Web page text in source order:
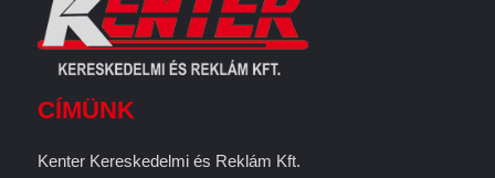
CÍMÜNK
Kenter Kereskedelmi és Reklám Kft.